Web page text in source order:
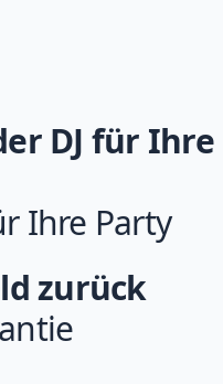
DJ für Ihre
Ihre Party
zurück